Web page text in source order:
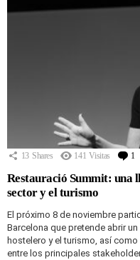
13 Shares 141 Visitas 1
Restauració Summit: una
sector y el turismo
El próximo 8 de noviembre
Barcelona que pretende abrir
hostelero y el turismo, así
entre los principales